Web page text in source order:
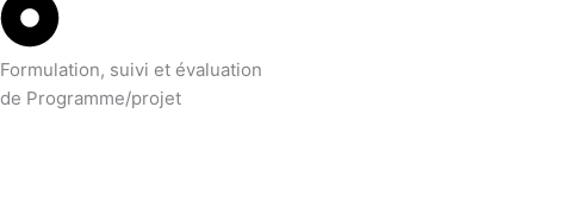
Formulation, suivi et évaluation
de Programme/projet